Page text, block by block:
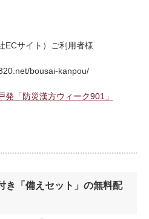
ECサイト）ご利用者様
bousai-kanpou/
発「防災漢方ウィーク901」
き「備えセット」の無料配